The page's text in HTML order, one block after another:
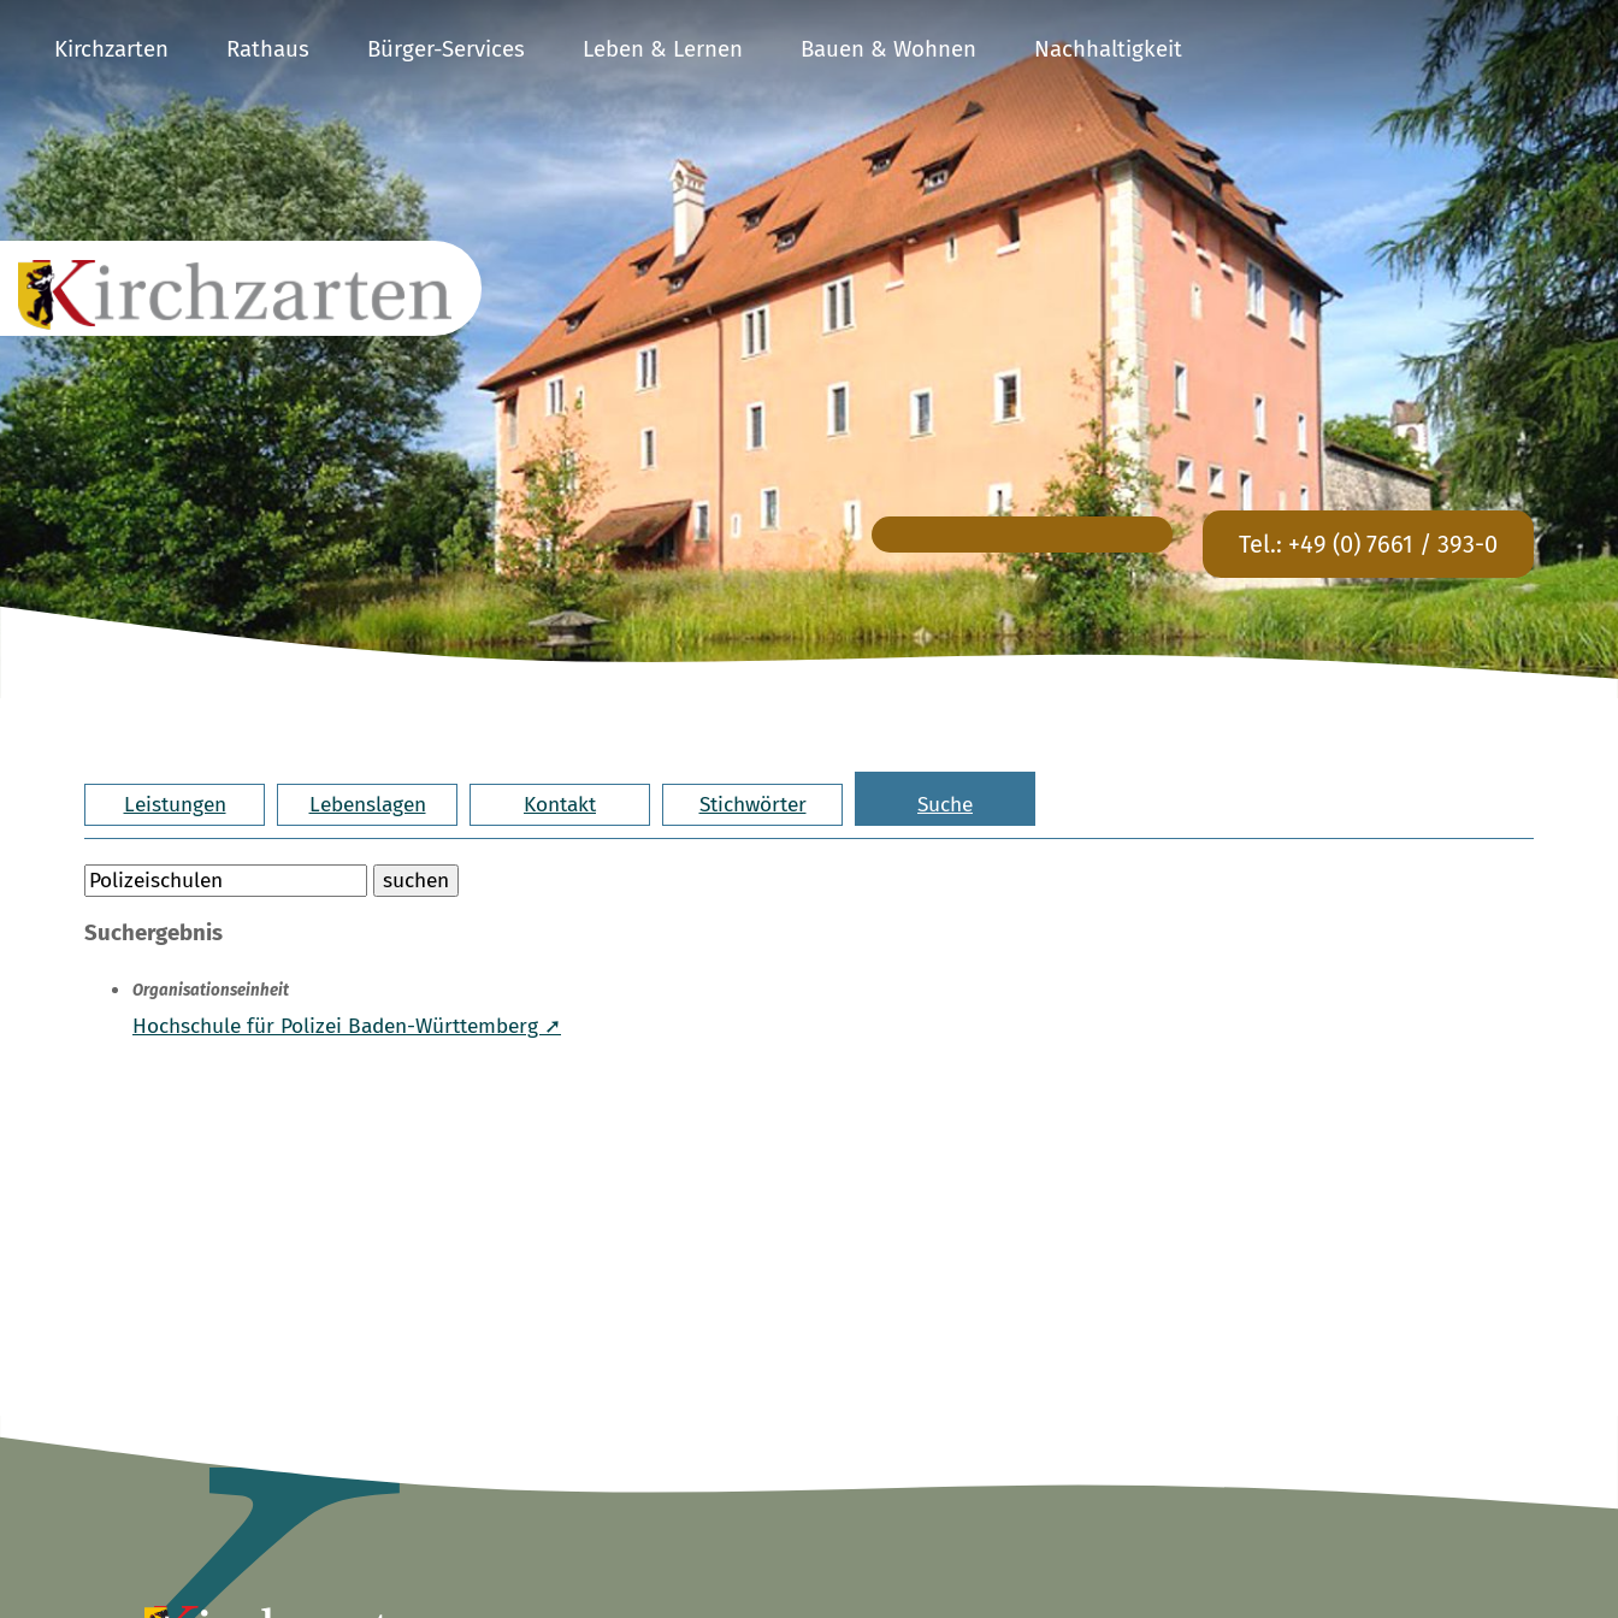
Kirchzarten Rathaus Bürger-Services Leben & Lernen Bauen & Wohnen Nachhaltigkeit
Tel.: +49 (0) 7661 / 393-0
Leistungen Lebenslagen Kontakt Stichwörter Suche
Suchergebnis
Organisationseinheit
Hochschule für Polizei Baden-Württemberg ➚